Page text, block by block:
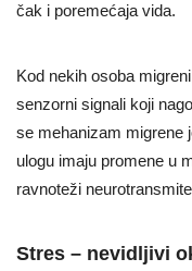
čak i poremećaja vida.
Kod nekih osoba
senzorni signali koji
se mehanizam migrene
ulogu imaju promene u
ravnoteži
Stres – nevidljivi